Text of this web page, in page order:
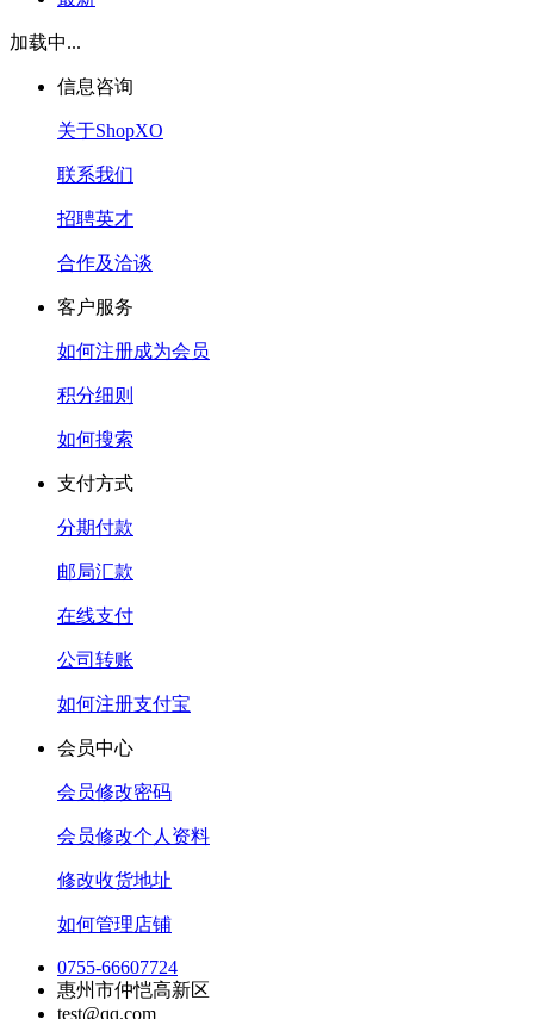
加载中...
信息咨询
关于ShopXO
联系我们
招聘英才
合作及洽谈
客户服务
如何注册成为会员
积分细则
如何搜索
支付方式
分期付款
邮局汇款
在线支付
公司转账
如何注册支付宝
会员中心
会员修改密码
会员修改个人资料
修改收货地址
如何管理店铺
0755-66607724
惠州市仲恺高新区
test@qq.com